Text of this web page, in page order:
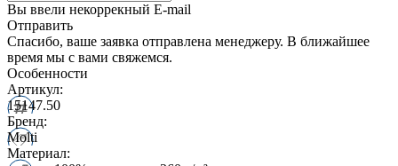
Вы ввели некоррекный E-mail
Отправить
Спасибо, ваше заявка отправлена менеджеру. В ближайшее
время мы с вами свяжемся.
Особенности
Артикул:
15147.50
Бренд:
Molti
Материал: